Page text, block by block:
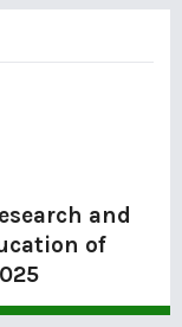
and
of